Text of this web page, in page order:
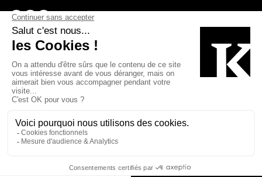
Page Facebook de Kollectif
Page Instagram de Kollectif
Page Linkedin de Kollectif
Bâtiment-Durable-Québec-1
Esquisses-1
MP-1 v2com-1